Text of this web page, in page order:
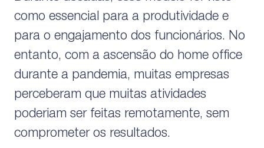
como essencial para a produtividade e
para o engajamento dos funcionários. No
entanto, com a ascensão do home office
durante a pandemia, muitas empresas
perceberam que muitas atividades
poderiam ser feitas remotamente, sem
comprometer os resultados.